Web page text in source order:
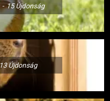
15Újdonság
13Újdonság